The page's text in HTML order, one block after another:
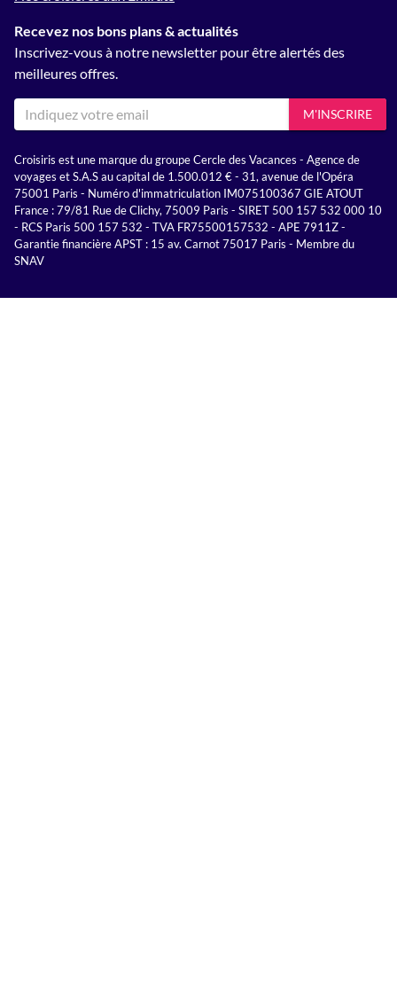
Recevez nos bons plans & actualités
Inscrivez-vous à notre newsletter pour être alertés des
meilleures offres.
M'INSCRIRE
Croisiris est une marque du groupe Cercle des Vacances - Agence de
voyages et S.A.S au capital de 1.500.012 € - 31, avenue de l'Opéra
75001 Paris - Numéro d'immatriculation IM075100367 GIE ATOUT
France : 79/81 Rue de Clichy, 75009 Paris - SIRET 500 157 532 000 10
- RCS Paris 500 157 532 - TVA FR75500157532 - APE 7911Z -
Garantie financière APST : 15 av. Carnot 75017 Paris - Membre du
SNAV